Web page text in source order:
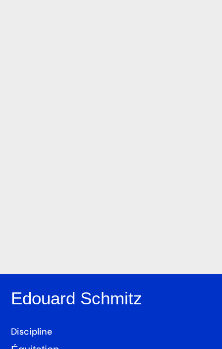
Edouard Schmitz
Discipline